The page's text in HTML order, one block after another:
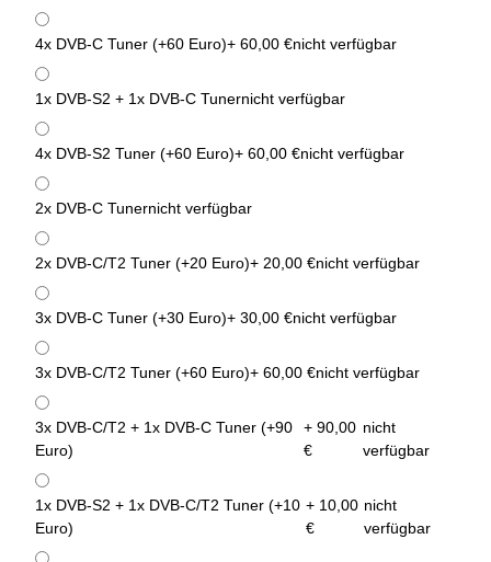
4x DVB-C Tuner (+60 Euro)+ 60,00 €nicht verfügbar
1x DVB-S2 + 1x DVB-C Tunernicht verfügbar
4x DVB-S2 Tuner (+60 Euro)+ 60,00 €nicht verfügbar
2x DVB-C Tunernicht verfügbar
2x DVB-C/T2 Tuner (+20 Euro)+ 20,00 €nicht verfügbar
3x DVB-C Tuner (+30 Euro)+ 30,00 €nicht verfügbar
3x DVB-C/T2 Tuner (+60 Euro)+ 60,00 €nicht verfügbar
3x DVB-C/T2 + 1x DVB-C Tuner (+90
Euro)
+ 90,00
€
nicht
verfügbar
1x DVB-S2 + 1x DVB-C/T2 Tuner (+10
Euro)
+ 10,00
€
nicht
verfügbar